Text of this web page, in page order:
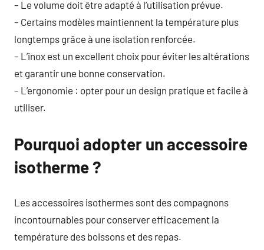
– Le volume doit être adapté à l’utilisation prévue.
– Certains modèles maintiennent la température plus
longtemps grâce à une isolation renforcée.
– L’inox est un excellent choix pour éviter les altérations
et garantir une bonne conservation.
– L’ergonomie : opter pour un design pratique et facile à
utiliser.
Pourquoi adopter un accessoire
isotherme ?
Les accessoires isothermes sont des compagnons
incontournables pour conserver efficacement la
température des boissons et des repas.